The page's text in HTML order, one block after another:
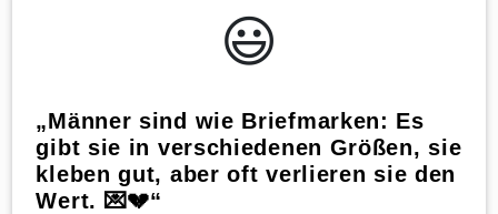
😃️
„Männer sind wie Briefmarken: Es
gibt sie in verschiedenen Größen, sie
kleben gut, aber oft verlieren sie den
Wert. 💌💔“